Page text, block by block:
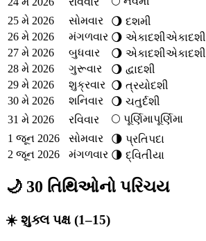
25 મે 2026
સોમવાર 🌖 દશમી
26 મે 2026
મંગળવાર 🌖 એકાદશીએકાદશી
27 મે 2026
બુધવાર 🌖 એકાદશીએકાદશી
28 મે 2026
ગુરૂવાર 🌖 દ્વાદશી
29 મે 2026
શુક્રવાર 🌖 ત્રયોદશી
30 મે 2026
શનિવાર 🌖 ચતુર્દશી
31 મે 2026
રવિવાર 🌕 પૂર્ણિમાપૂર્ણિમા
1 જૂન 2026
સોમવાર 🌗 પ્રતિપદા
2 જૂન 2026
મંગળવાર 🌗 દ્વિતીયા
🌙 30 તિથિઓનો પરિચય
☀️ શુક્લ પક્ષ (1–15)